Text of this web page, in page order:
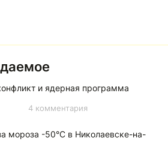
и ядерная программа
4 комментария
мороза -50°C в Николаевске-на-